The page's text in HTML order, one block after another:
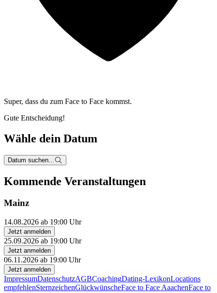
Super, dass du zum Face to Face kommst.
Gute Entscheidung!
Wähle dein Datum
Datum suchen...
Kommende Veranstaltungen
Mainz
14.08.2026 ab 19:00 Uhr
Jetzt anmelden
25.09.2026 ab 19:00 Uhr
Jetzt anmelden
06.11.2026 ab 19:00 Uhr
Jetzt anmelden
ImpressumDatenschutzAGBCoachingDating-LexikonLocations
empfehlenSternzeichenGlückwünscheFace to Face AaachenFace to